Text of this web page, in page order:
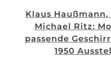
Klaus
Michael Ritz:
passende
1950